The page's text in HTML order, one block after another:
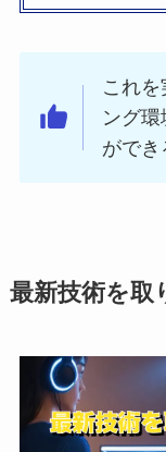
これを
ング
ができ
最新技術を取